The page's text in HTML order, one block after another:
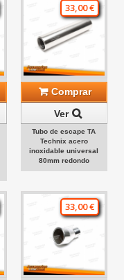
33,00 €
Comprar
Ver
Tubo de escape TA
Technix acero
inoxidable universal
80mm redondo
33,00 €